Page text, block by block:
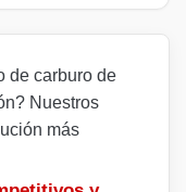
de carburo de
Nuestros
más